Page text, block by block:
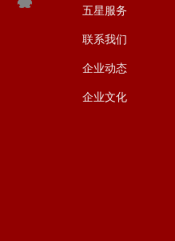
五星服务
联系我们
企业动态
企业文化